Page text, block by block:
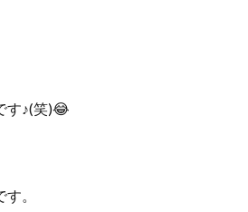
す♪(笑)😂
す。